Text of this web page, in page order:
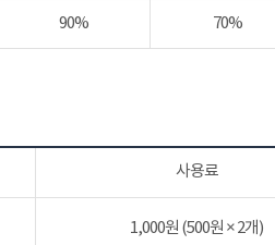
90% 70%
사용료
1,000원 (500원 × 2개)